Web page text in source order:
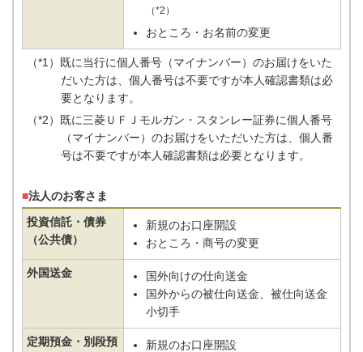
（*2）
おところ・お名前の変更
（*1）既に当行に個人番号（マイナンバー）のお届けをいた
だいた方は、個人番号は不要ですが本人確認書類は必
要となります。
（*2）既に三菱ＵＦＪモルガン・スタンレー証券に個人番号
（マイナンバー）のお届けをいただいた方は、個人番
号は不要ですが本人確認書類は必要となります。
■法人のお客さま
投資信託・債券
（公共債）
新規のお口座開設
おところ・商号の変更
外国送金
国外向けの仕向送金
国外からの被仕向送金、被仕向送金
小切手
定期預金・別段預
新規のお口座開設